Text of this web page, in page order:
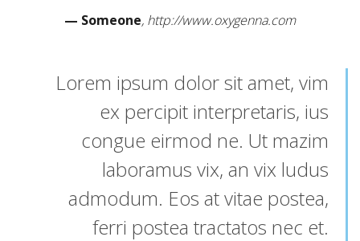
Someone http://www.oxygenna.com
Lorem ipsum dolor sit amet, vim
ex percipit interpretaris, ius
congue eirmod ne. Ut mazim
laboramus vix, an vix ludus
admodum. Eos at vitae postea,
ferri postea tractatos nec et.